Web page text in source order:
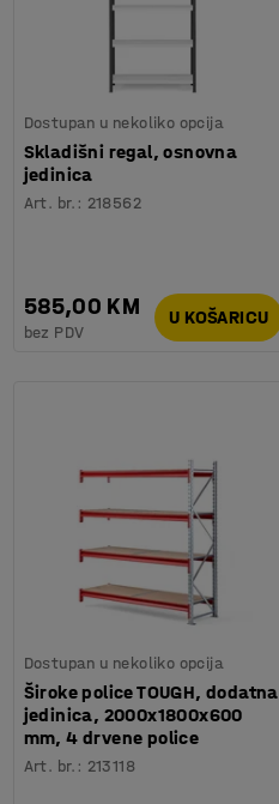
Dostupan u nekoliko opcija
Skladišni regal, osnovna
jedinica
Art. br. : 218562
585,00 KM
bez PDV
U KOŠARICU
Dostupan u nekoliko opcija
Široke police TOUGH, dodatna
jedinica, 2000x1800x600
mm, 4 drvene police
Art. br. : 213118